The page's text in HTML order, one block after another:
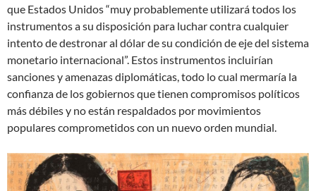
que Estados Unidos “muy probablemente utilizará todos los
instrumentos a su disposición para luchar contra cualquier
intento de destronar al dólar de su condición de eje del sistema
monetario internacional”. Estos instrumentos incluirían
sanciones y amenazas diplomáticas, todo lo cual mermaría la
confianza de los gobiernos que tienen compromisos políticos
más débiles y no están respaldados por movimientos
populares comprometidos con un nuevo orden mundial.